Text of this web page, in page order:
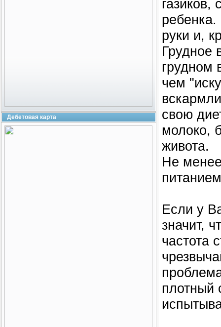
Дебетовая карта
газиков,
ребенка.
руки и,
Грудное
грудном
чем
свою
молоко,
живота.
Не
Если у
значит,
частота
плотный